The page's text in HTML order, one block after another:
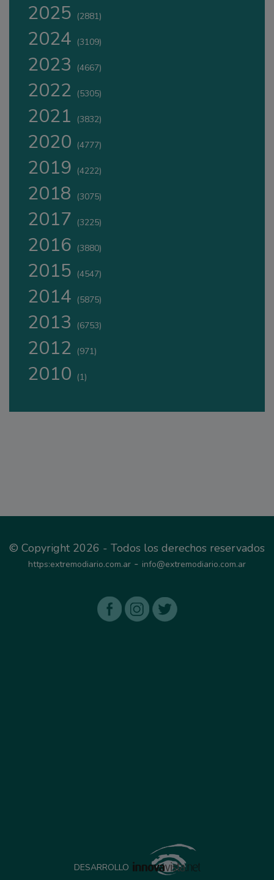
2025 (2881)
2024 (3109)
2023 (4667)
2022 (5305)
2021 (3832)
2020 (4777)
2019 (4222)
2018 (3075)
2017 (3225)
2016 (3880)
2015 (4547)
2014 (5875)
2013 (6753)
2012 (971)
2010 (1)
© Copyright 2026 - Todos los derechos reservados
https:extremodiario.com.ar - info@extremodiario.com.ar
DESARROLLO